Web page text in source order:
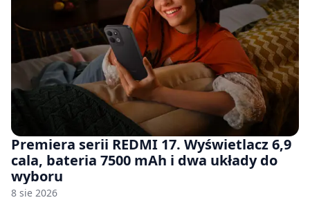
Premiera serii REDMI 17. Wyświetlacz 6,9
cala, bateria 7500 mAh i dwa układy do
wyboru
8 sie 2026